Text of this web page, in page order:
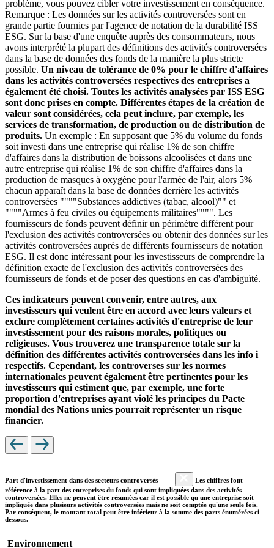
problème, vous pouvez cibler votre investissement en conséquence.
Remarque : Les données sur les activités controversées sont en
grande partie fournies par l'agence de notation de la durabilité ISS
ESG. Sur la base d'une enquête auprès des consommateurs, nous
avons interprété la plupart des définitions des activités controversées
dans la base de données des fonds de la manière la plus stricte
possible. Un niveau de tolérance de 0% pour le chiffre d'affaires
dans les activités controversées respectives des entreprises a
également été choisi. Toutes les activités analysées par ISS ESG
sont donc prises en compte. Différentes étapes de la création de
valeur sont considérées, cela peut inclure, par exemple, les
services de transformation, de production ou de distribution de
produits. Un exemple : En supposant que 5% du volume du fonds
soit investi dans une entreprise qui réalise 1% de son chiffre
d'affaires dans la distribution de boissons alcoolisées et dans une
autre entreprise qui réalise 1% de son chiffre d'affaires dans la
production de masques à oxygène pour l'armée de l'air, alors 5%
chacun apparaît dans la base de données derrière les activités
controversées """"Substances addictives (tabac, alcool)"" et
""""Armes à feu civiles ou équipements militaires"""". Les
fournisseurs de fonds peuvent définir un périmètre différent pour
l'exclusion des activités controversées ou obtenir des données sur les
activités controversées auprès de différents fournisseurs de notation
ESG. Il est donc intéressant pour les investisseurs de comprendre la
définition exacte de l'exclusion des activités controversées des
fournisseurs de fonds et de poser des questions en cas d'ambiguïté.
Ces indicateurs peuvent convenir, entre autres, aux
investisseurs qui veulent être en accord avec leurs valeurs et
exclure complètement certaines activités d'entreprise de leur
investissement pour des raisons morales, politiques ou
religieuses. Vous trouverez une transparence totale sur la
définition des différentes activités controversées dans les info i
respectifs. Cependant, les controverses sur les normes
internationales peuvent également être pertinentes pour les
investisseurs qui estiment que, par exemple, une forte
proportion d'entreprises ayant violé les principes du Pacte
mondial des Nations unies pourrait représenter un risque
financier.
Part d'investissement dans des secteurs controversés
Les chiffres font
référence à la part des entreprises du fonds qui sont impliquées dans des activités
controversées. Elles ne peuvent être résumées car il est possible qu'une entreprise soit
impliquée dans plusieurs activités controversées mais ne soit comptée qu'une seule fois.
Par conséquent, le montant total peut être inférieur à la somme des parts énumérées ci-
dessous.
Environnement